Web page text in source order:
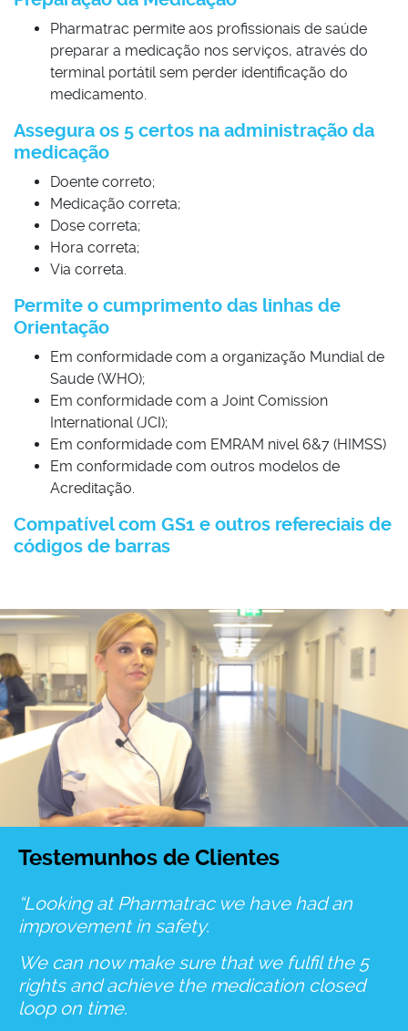
Pharmatrac permite aos profissionais de saúde
preparar a medicação nos serviços, através do
terminal portátil sem perder identificação do
medicamento.
Assegura os 5 certos na administração da
medicação
Doente correto;
Medicação correta;
Dose correta;
Hora correta;
Via correta.
Permite o cumprimento das linhas de
Orientação
Em conformidade com a organização Mundial de
Saude (WHO);
Em conformidade com a Joint Comission
International (JCI);
Em conformidade com EMRAM nivel 6&7 (HIMSS)
Em conformidade com outros modelos de
Acreditação.
Compatível com GS1 e outros refereciais de
códigos de barras
Testemunhos de Clientes
“Looking at Pharmatrac we have had an
improvement in safety.
We can now make sure that we fulfil the 5
rights and achieve the medication closed
loop on time.